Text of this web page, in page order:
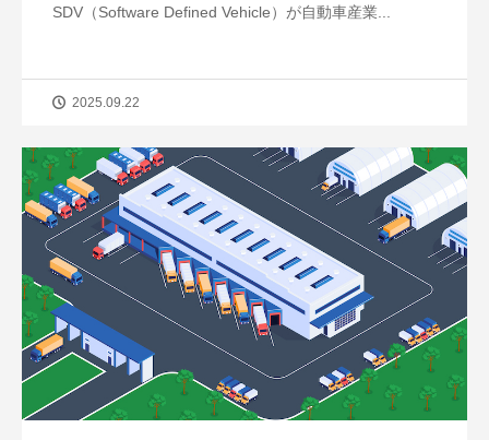
SDV（Software Defined Vehicle）が自動車産業...
2025.09.22